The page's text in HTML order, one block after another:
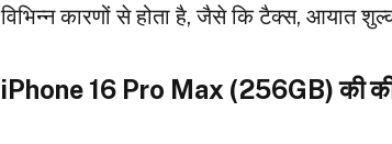
विभिन्न कारणों से होता है, जैसे कि टैक्स, आयात
iPhone 16 Pro Max (256GB) की